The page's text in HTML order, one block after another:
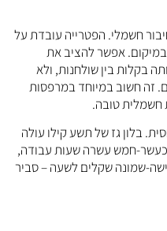
חשמלי. הפטרייה עובדת על
אפשר להציב את
בין שולחנות, ולא
חשוב במיוחד במרפסות
טובה.
בלון גז של תשע קילו עולה
חמש עשרה שעות עבודה,
שמונה שקלים לשעה – סביר